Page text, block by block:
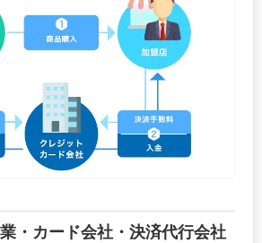
・カード会社・決済代行会社